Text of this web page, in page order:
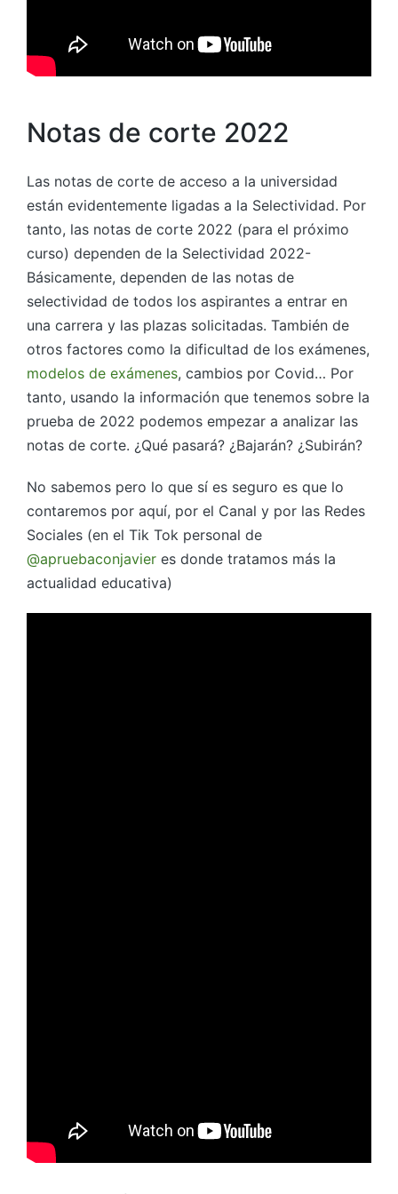
Notas de corte 2022
Las notas de corte de acceso a la universidad
están evidentemente ligadas a la Selectividad. Por
tanto, las notas de corte 2022 (para el próximo
curso) dependen de la Selectividad 2022-
Básicamente, dependen de las notas de
selectividad de todos los aspirantes a entrar en
una carrera y las plazas solicitadas. También de
otros factores como la dificultad de los exámenes,
modelos de exámenes, cambios por Covid… Por
tanto, usando la información que tenemos sobre la
prueba de 2022 podemos empezar a analizar las
notas de corte. ¿Qué pasará? ¿Bajarán? ¿Subirán?
No sabemos pero lo que sí es seguro es que lo
contaremos por aquí, por el Canal y por las Redes
Sociales (en el Tik Tok personal de
@apruebaconjavier es donde tratamos más la
actualidad educativa)